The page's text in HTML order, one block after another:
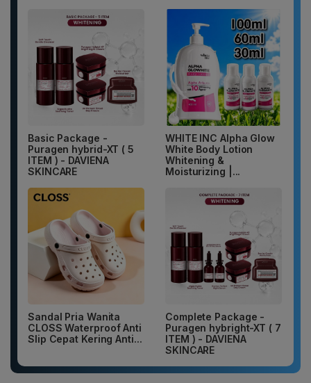
Basic Package -
Puragen hybrid-XT ( 5
ITEM ) - DAVIENA
SKINCARE
WHITE INC Alpha Glow
White Body Lotion
Whitening &
Moisturizing |...
Sandal Pria Wanita
CLOSS Waterproof Anti
Slip Cepat Kering Anti...
Complete Package -
Puragen hybright-XT ( 7
ITEM ) - DAVIENA
SKINCARE